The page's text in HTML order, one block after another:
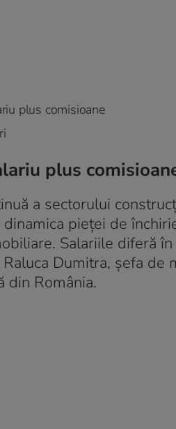
plus comisioane
plus
a sectorului
pieței de
Salariile diferă
Raluca Dumitra, șefa
din România.